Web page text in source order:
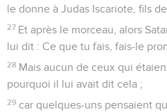
le donne à Judas Iscariote, fils de
27 Et après le morceau, alors
lui dit : Ce que tu fais, fais-le
28 Mais aucun de ceux qui
pourquoi il lui avait dit cela ;
29 car quelques-uns pensaient